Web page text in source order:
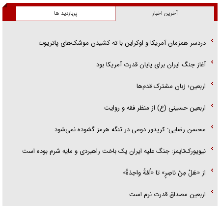
آخرین اخبار پربازدید ها
دردسر همزمان آمریکا و اوکراین با ته کشیدن موشک‌های پاتریوت
آغاز جنگ ایران برای پایان قدرت آمریکا بود
اربعین؛ زبان مشترک قدم‌ها
اربعین حسینی (ع) از منظر فقه و روایت
محسن رضایی: کریدور دومی در تنگه هرمز گشوده نمی‌شود
نیویورک‌تایمز: جنگ علیه ایران یک باخت راهبردی و مایه شرم بوده است
از «هَلْ مِنْ ناصِرٍ» تا «اُمَّةً واحِدَةً»
اربعین مصداق قدرت نرم است